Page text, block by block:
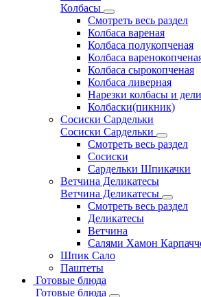
Колбасы
Смотреть весь раздел
Колбаса вареная
Колбаса полукопченая
Колбаса
Колбаса сырокопченая
Колбаса ливерная
Нарезки колбасы и
Колбаски(пикник)
Сосиски Сардельки
Сосиски Сардельки
Смотреть весь раздел
Сосиски
Сардельки Шпикачки
Ветчина Деликатесы
Ветчина Деликатесы
Смотреть весь раздел
Деликатесы
Ветчина
Салями Хамон
Шпик Сало
Паштеты
Готовые блюда
Готовые блюда